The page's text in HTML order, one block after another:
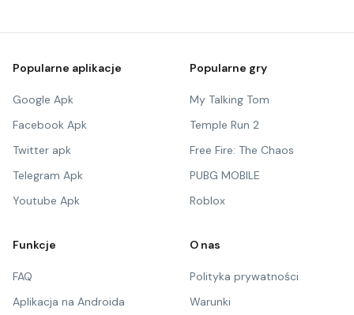
Popularne aplikacje
Google Apk
Facebook Apk
Twitter apk
Telegram Apk
Youtube Apk
Popularne gry
My Talking Tom
Temple Run 2
Free Fire: The Chaos
PUBG MOBILE
Roblox
Funkcje
FAQ
Aplikacja na Androida
O nas
Polityka prywatności
Warunki